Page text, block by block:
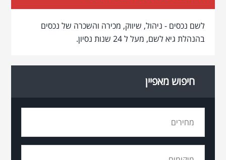
לשם נכסים - ניהול, שיווק, מכירה והשכרה של נכסים
בהנהלת גיא לשם, מעל ל 24 שנות נסיון.
חיפוש מאפיין